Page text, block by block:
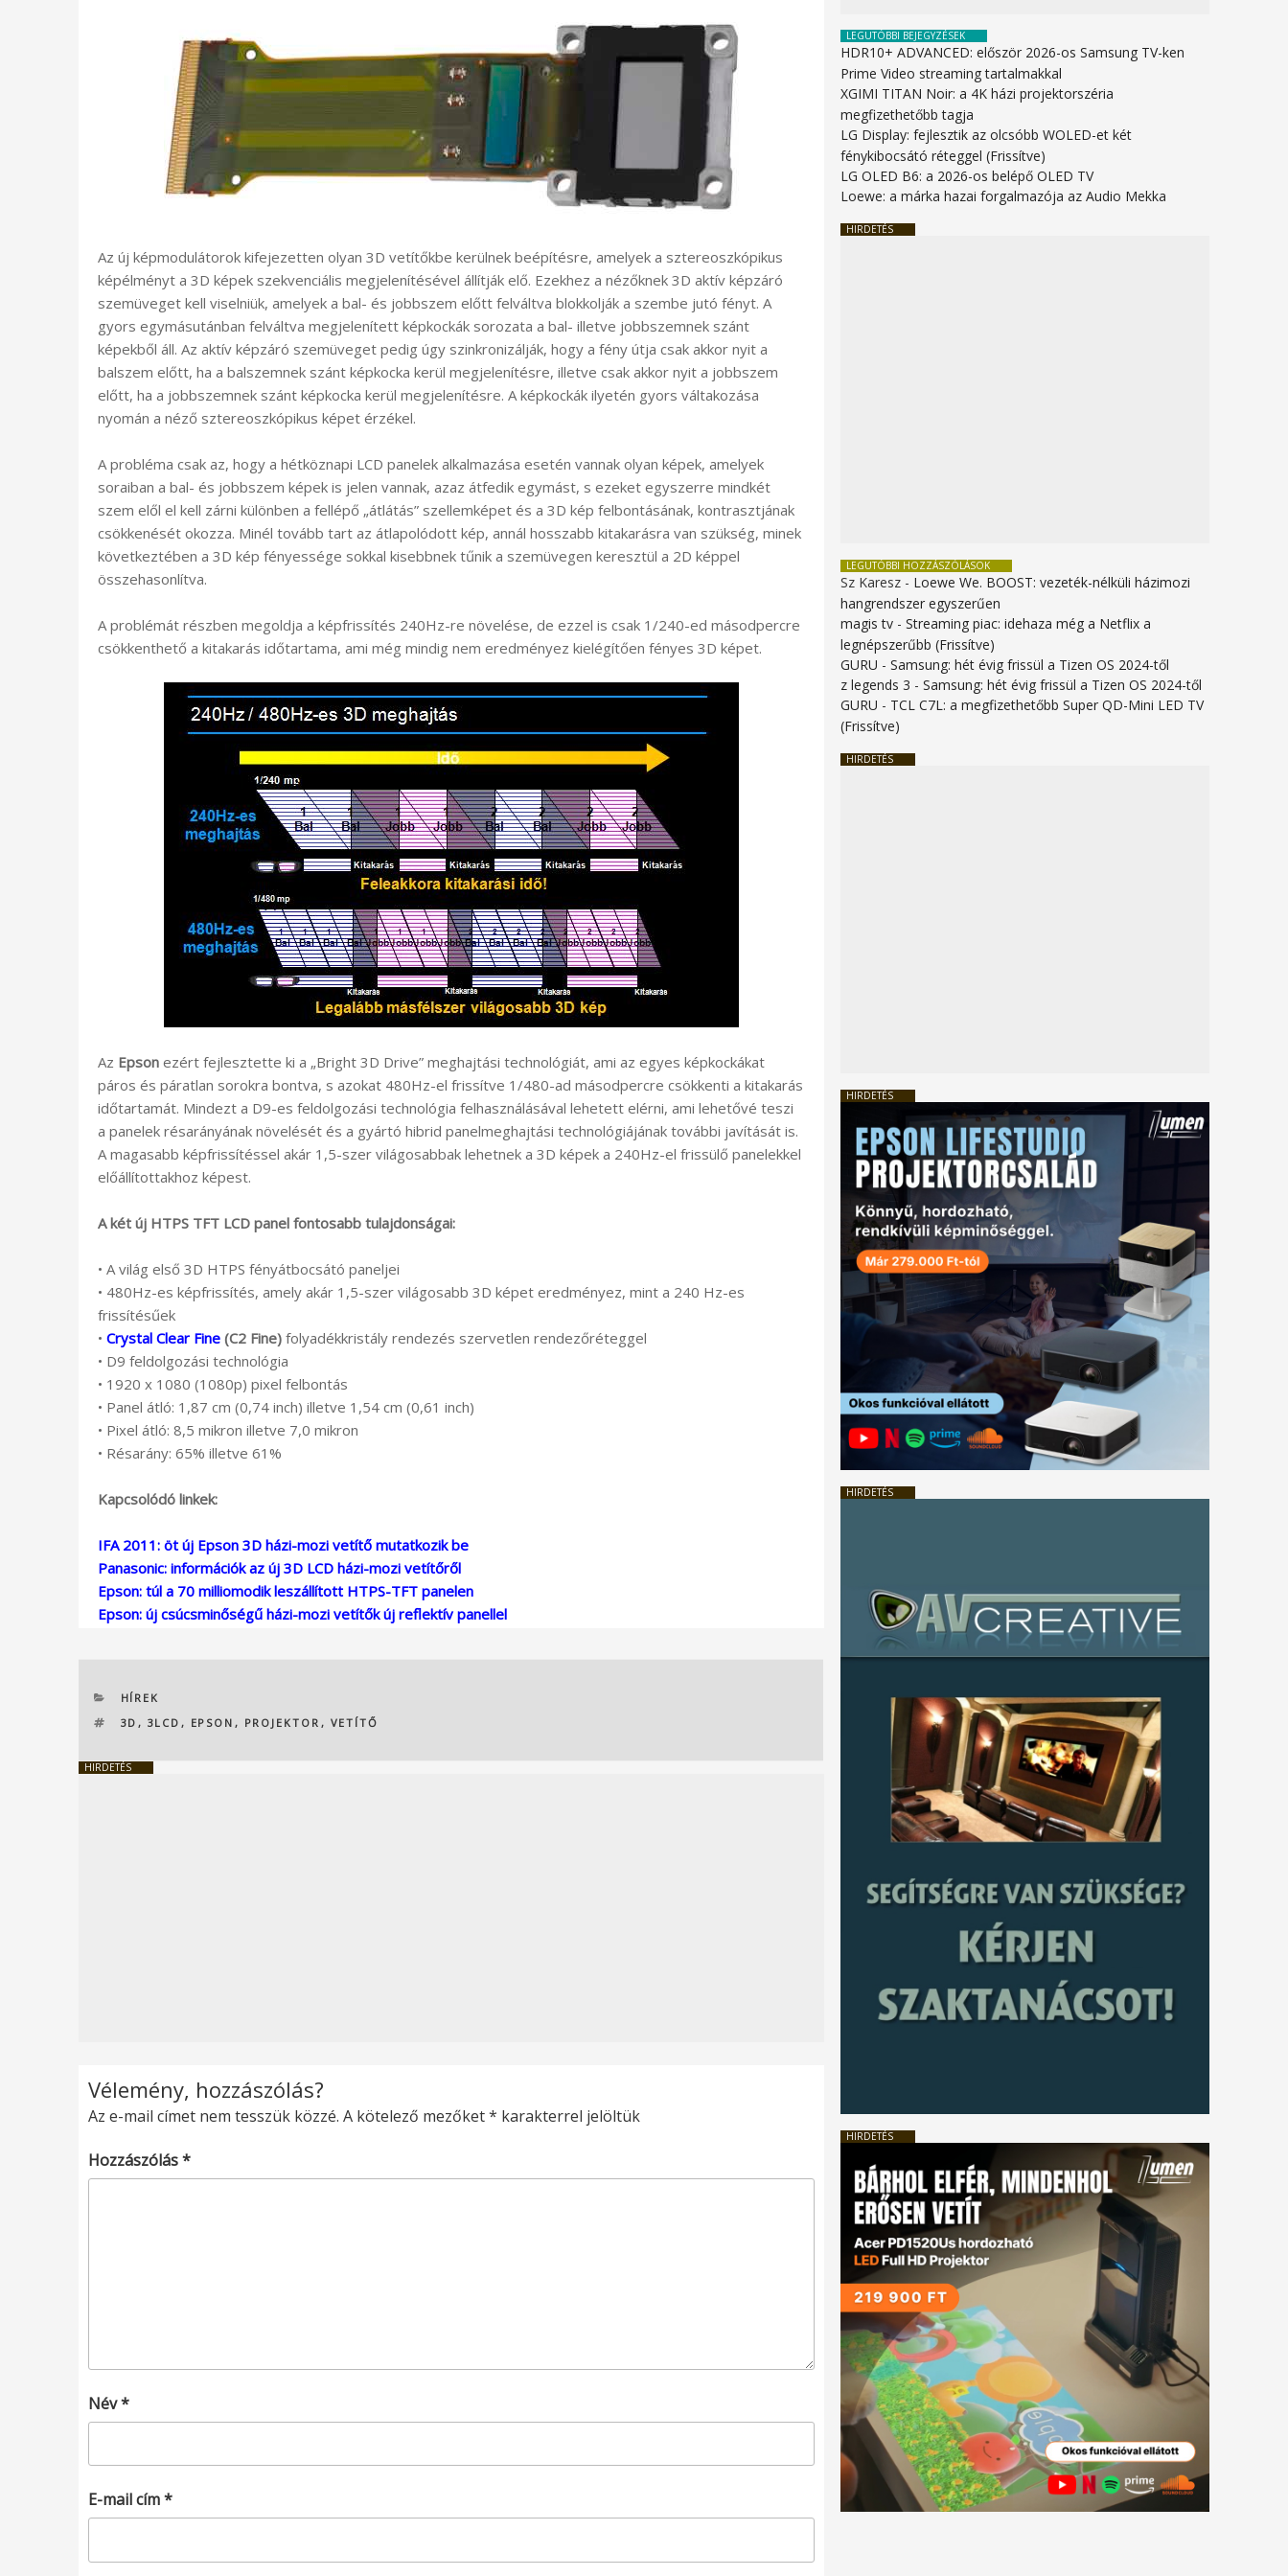
Az új képmodulátorok kifejezetten olyan 3D vetítőkbe kerülnek beépítésre, amelyek a sztereoszkópikus
képélményt a 3D képek szekvenciális megjelenítésével állítják elő. Ezekhez a nézőknek 3D aktív képzáró
szemüveget kell viselniük, amelyek a bal- és jobbszem előtt felváltva blokkolják a szembe jutó fényt. A
gyors egymásutánban felváltva megjelenített képkockák sorozata a bal- illetve jobbszemnek szánt
képekből áll. Az aktív képzáró szemüveget pedig úgy szinkronizálják, hogy a fény útja csak akkor nyit a
balszem előtt, ha a balszemnek szánt képkocka kerül megjelenítésre, illetve csak akkor nyit a jobbszem
előtt, ha a jobbszemnek szánt képkocka kerül megjelenítésre. A képkockák ilyetén gyors váltakozása
nyomán a néző sztereoszkópikus képet érzékel.
A probléma csak az, hogy a hétköznapi LCD panelek alkalmazása esetén vannak olyan képek, amelyek
soraiban a bal- és jobbszem képek is jelen vannak, azaz átfedik egymást, s ezeket egyszerre mindkét
szem elől el kell zárni különben a fellépő „átlátás” szellemképet és a 3D kép felbontásának, kontrasztjának
csökkenését okozza. Minél tovább tart az átlapolódott kép, annál hosszabb kitakarásra van szükség, minek
következtében a 3D kép fényessége sokkal kisebbnek tűnik a szemüvegen keresztül a 2D képpel
összehasonlítva.
A problémát részben megoldja a képfrissítés 240Hz-re növelése, de ezzel is csak 1/240-ed másodpercre
csökkenthető a kitakarás időtartama, ami még mindig nem eredményez kielégítően fényes 3D képet.
Az Epson ezért fejlesztette ki a „Bright 3D Drive” meghajtási technológiát, ami az egyes képkockákat
páros és páratlan sorokra bontva, s azokat 480Hz-el frissítve 1/480-ad másodpercre csökkenti a kitakarás
időtartamát. Mindezt a D9-es feldolgozási technológia felhasználásával lehetett elérni, ami lehetővé teszi
a panelek résarányának növelését és a gyártó hibrid panelmeghajtási technológiájának további javítását is.
A magasabb képfrissítéssel akár 1,5-szer világosabbak lehetnek a 3D képek a 240Hz-el frissülő panelekkel
előállítottakhoz képest.
A két új HTPS TFT LCD panel fontosabb tulajdonságai:
• A világ első 3D HTPS fényátbocsátó paneljei
• 480Hz-es képfrissítés, amely akár 1,5-szer világosabb 3D képet eredményez, mint a 240 Hz-es
frissítésűek
• Crystal Clear Fine (C2 Fine) folyadékkristály rendezés szervetlen rendezőréteggel
• D9 feldolgozási technológia
• 1920 x 1080 (1080p) pixel felbontás
• Panel átló: 1,87 cm (0,74 inch) illetve 1,54 cm (0,61 inch)
• Pixel átló: 8,5 mikron illetve 7,0 mikron
• Résarány: 65% illetve 61%
Kapcsolódó linkek:
IFA 2011: öt új Epson 3D házi-mozi vetítő mutatkozik be
Panasonic: információk az új 3D LCD házi-mozi vetítőről
Epson: túl a 70 milliomodik leszállított HTPS-TFT panelen
Epson: új csúcsminőségű házi-mozi vetítők új reflektív panellel
KATEGÓRIÁK
HÍREK
CÍMKÉK
3D , 3LCD , EPSON , PROJEKTOR , VETÍTŐ
HIRDETÉS
Vélemény, hozzászólás?
Az e-mail címet nem tesszük közzé. A kötelező mezőket* karakterrel jelöltük
Hozzászólás*
Név*
E-mail cím*
LEGUTÓBBI BEJEGYZÉSEK
HDR10+ ADVANCED: először 2026-os Samsung TV-ken
Prime Video streaming tartalmakkal
XGIMI TITAN Noir: a 4K házi projektorszéria
megfizethetőbb tagja
LG Display: fejlesztik az olcsóbb WOLED-et két
fénykibocsátó réteggel (Frissítve)
LG OLED B6: a 2026-os belépő OLED TV
Loewe: a márka hazai forgalmazója az Audio Mekka
HIRDETÉS
LEGUTÓBBI HOZZÁSZÓLÁSOK
Sz Karesz - Loewe We. BOOST: vezeték-nélküli házimozi
hangrendszer egyszerűen
magis tv -Streaming piac: idehaza még a Netflix a
legnépszerűbb (Frissítve)
GURU -Samsung: hét évig frissül a Tizen OS 2024-től
z legends 3 -Samsung: hét évig frissül a Tizen OS 2024-től
GURU - TCL C7L: a megfizethetőbb Super QD-Mini LED TV
(Frissítve)
HIRDETÉS
HIRDETÉS
HIRDETÉS
HIRDETÉS